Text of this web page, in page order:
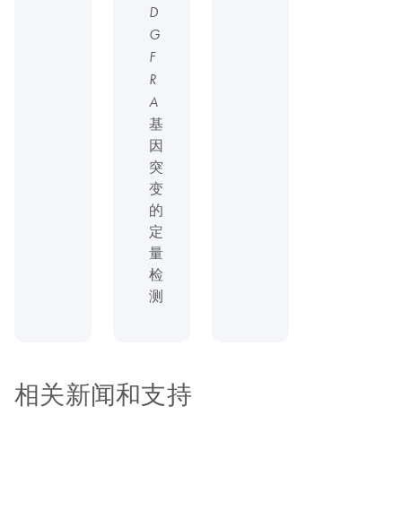
D
G
F
R
A
基
因
突
变
的
定
量
检
测
相关新闻和支持